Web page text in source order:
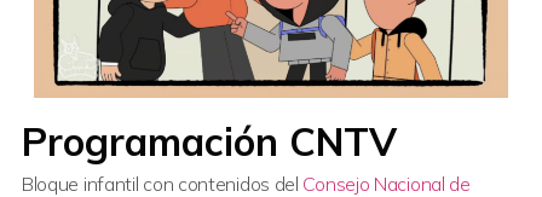
Programación CNTV
Bloque infantil con contenidos del Consejo Nacional de